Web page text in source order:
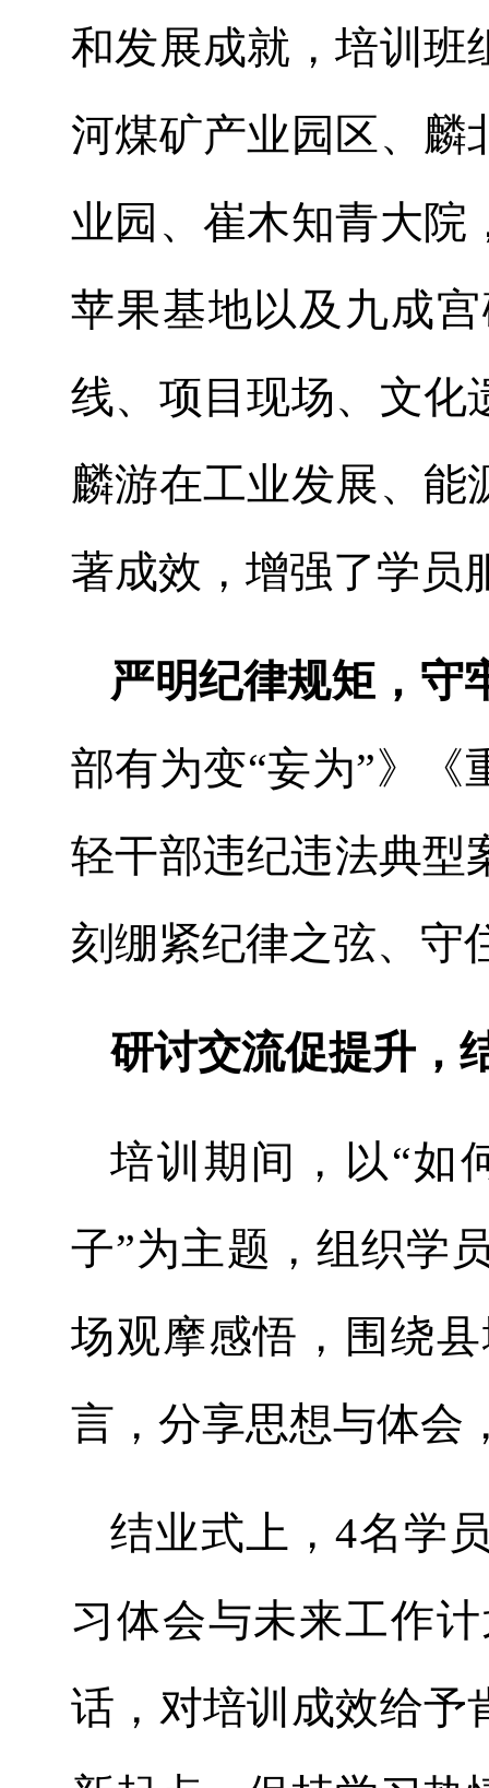
和发展成就，培训班
河煤矿产业园区、麟
业园、崔木知青大院
苹果基地以及九成
线、项目现场、文化
麟游在工业发展、能
著成效，增强了学员
严明纪律规矩，守
部有为变“妄为”》
轻干部违纪违法典型
刻绷紧纪律之弦、守
研讨交流促提升，
培训期间，以“如
子”为主题，组织学
场观摩感悟，围绕
言，分享思想与体会
结业式上，4名学
习体会与未来工作
话，对培训成效给予